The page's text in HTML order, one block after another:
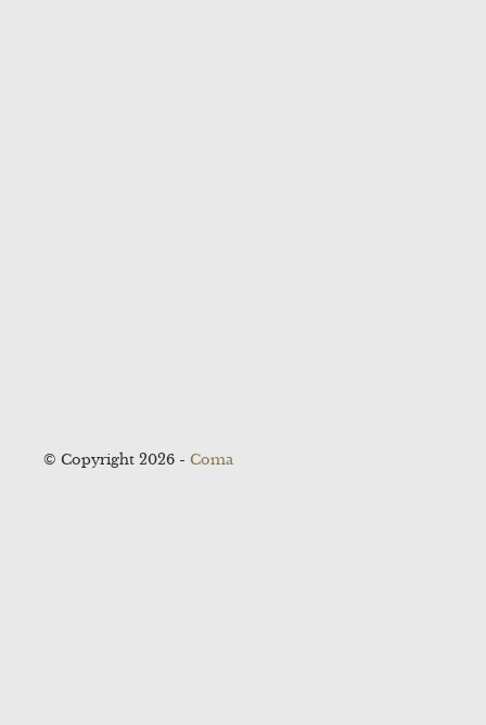
© Copyright 2026 - Coma